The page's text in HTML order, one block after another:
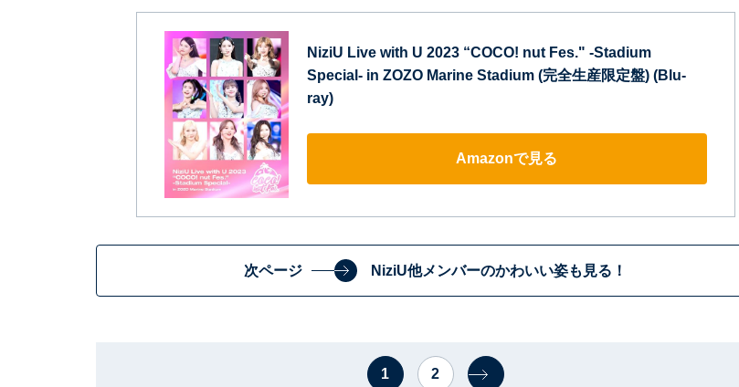
NiziU Live with U 2023 “COCO! nut Fes." -Stadium
Special- in ZOZO Marine Stadium (完全生産限定盤) (Blu-
ray)
Amazonで見る
次ページ NiziU他メンバーのかわいい姿も見る！
1 2